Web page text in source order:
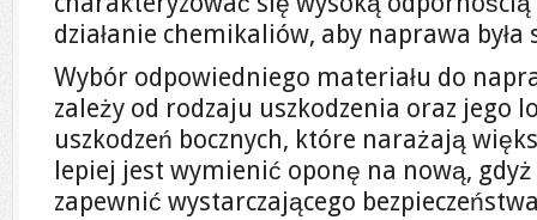
działanie chemikaliów, aby naprawa była
Wybór odpowiedniego materiału do
zależy od rodzaju uszkodzenia oraz jego
uszkodzeń bocznych, które narażają
lepiej jest wymienić oponę na nową,
zapewnić wystarczającego